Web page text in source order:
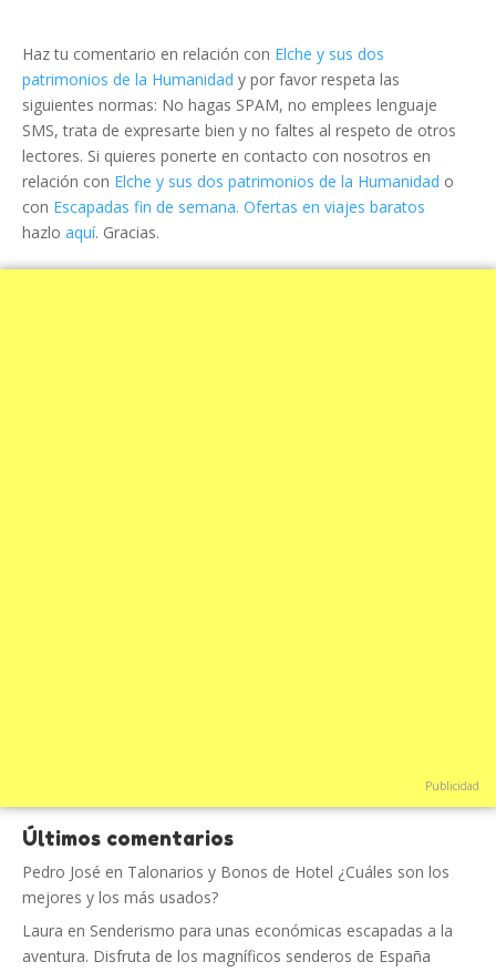
Haz tu comentario en relación con Elche y sus dos
patrimonios de la Humanidad y por favor respeta las
siguientes normas: No hagas SPAM, no emplees lenguaje
SMS, trata de expresarte bien y no faltes al respeto de otros
lectores. Si quieres ponerte en contacto con nosotros en
relación con Elche y sus dos patrimonios de la Humanidad o
con Escapadas fin de semana. Ofertas en viajes baratos
hazlo aquí. Gracias.
Publicidad
Últimos comentarios
Pedro José en Talonarios y Bonos de Hotel ¿Cuáles son los
mejores y los más usados?
Laura en Senderismo para unas económicas escapadas a la
aventura. Disfruta de los magníficos senderos de España